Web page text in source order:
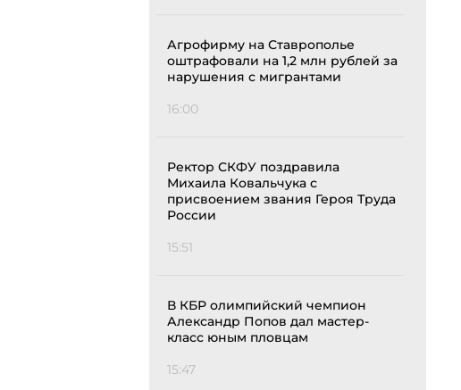
Агрофирму на Ставрополье
оштрафовали на 1,2 млн рублей за
нарушения с мигрантами
16:00
Ректор СКФУ поздравила
Михаила Ковальчука с
присвоением звания Героя Труда
России
15:51
В КБР олимпийский чемпион
Александр Попов дал мастер-
класс юным пловцам
15:47